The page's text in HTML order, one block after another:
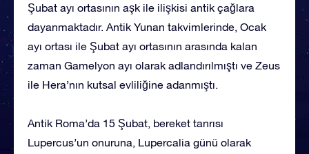
Şubat ayı ortasının aşk ile ilişkisi antik çağlara
dayanmaktadır. Antik Yunan takvimlerinde, Ocak
ayı ortası ile Şubat ayı ortasının arasında kalan
zaman Gamelyon ayı olarak adlandırılmıştı ve Zeus
ile Hera’nın kutsal evliliğine adanmıştı.
Antik Roma’da 15 Şubat, bereket tanrısı
Lupercus’un onuruna, Lupercalia günü olarak